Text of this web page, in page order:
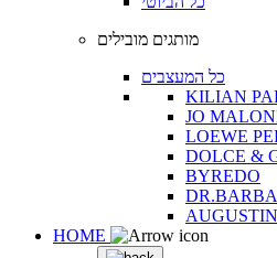
מותגים מובילים
כל המעצבים
KILIAN
JO
LOEWE
DOLCE &
BYREDO
HOME